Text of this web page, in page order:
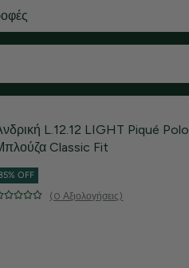
L.12.12 LIGHT Piqué Polo
Classic Fit
35% OFF
(0 Αξιολογήσεις)